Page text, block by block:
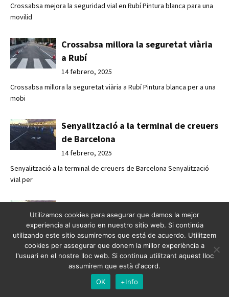
Crossabsa mejora la seguridad vial en Rubí Pintura blanca para una
movilid
Crossabsa millora la seguretat viària
a Rubí
14 febrero, 2025
Crossabsa millora la seguretat viària a Rubí Pintura blanca per a una
mobi
Senyalització a la terminal de creuers
de Barcelona
14 febrero, 2025
Senyalització a la terminal de creuers de Barcelona Senyalització
vial per
cruceros de Barcelona
14 febrero, 2025
Señalización en la terminal de cruceros de Barcelona Señalización
vial par
Renovació vial a Tarragona
Utilizamos cookies para asegurar que damos la mejor
experiencia al usuario en nuestro sitio web. Si continúa
utilizando este sitio asumiremos que está de acuerdo. Utilitzem
cookies per assegurar que donem la millor experiència a
l'usuari en el nostre lloc web. Si continua utilitzant aquest lloc
assumirem que està d'acord.
OK
+Info